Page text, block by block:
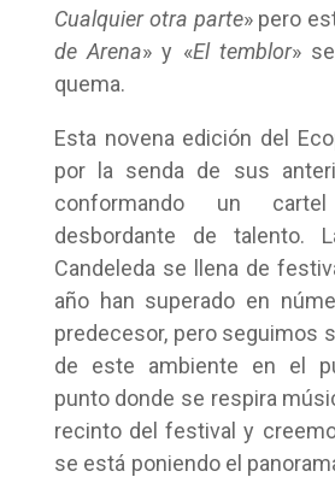
Cualquier otra parte» pero
de Arena» y «El temblor»
quema.
Esta novena edición del
por la senda de sus
conformando un
desbordante de talento.
Candeleda se llena de
año han superado en
predecesor, pero seguimos
de este ambiente en el
punto donde se respira
recinto del festival y
se está poniendo el